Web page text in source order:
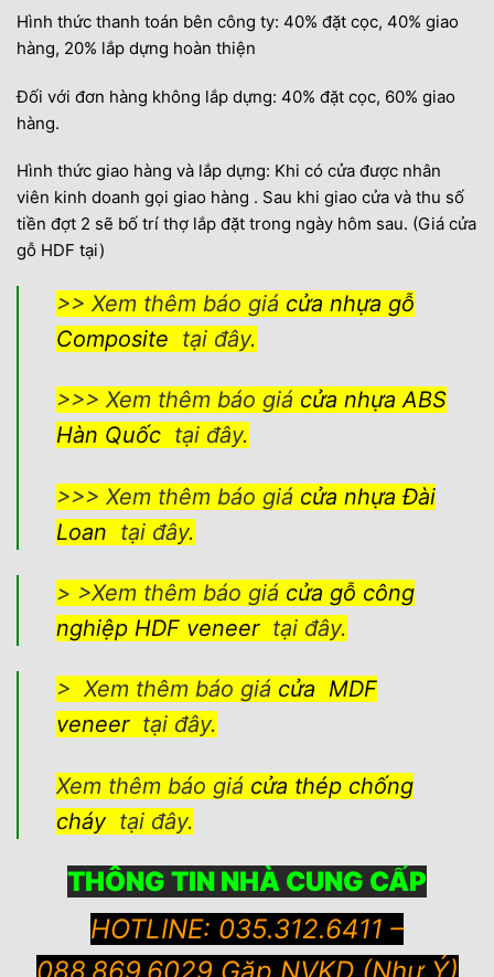
Hình thức thanh toán bên công ty: 40% đặt cọc, 40% giao
hàng, 20% lắp dựng hoàn thiện
Đối với đơn hàng không lắp dựng: 40% đặt cọc, 60% giao
hàng.
Hình thức giao hàng và lắp dựng: Khi có cửa được nhân
viên kinh doanh gọi giao hàng . Sau khi giao cửa và thu số
tiền đợt 2 sẽ bố trí thợ lắp đặt trong ngày hôm sau. (Giá cửa
gỗ HDF tại)
>> Xem thêm báo giá cửa nhựa gỗ
Composite tại đây.
>>> Xem thêm báo giá cửa nhựa ABS
Hàn Quốctại đây.
>>> Xem thêm báo giá cửa nhựa Đài
Loan tại đây.
> >Xem thêm báo giá cửa gỗ công
nghiệp HDF veneertại đây.
> Xem thêm báo giá cửa MDF
veneertại đây.
Xem thêm báo giá cửa thép chống
cháytại đây.
THÔNG TIN NHÀ CUNG CẤP
HOTLINE: 035.312.6411 –